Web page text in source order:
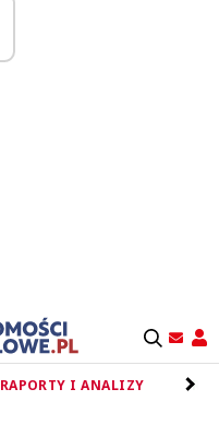
RAPORTY I ANALIZY